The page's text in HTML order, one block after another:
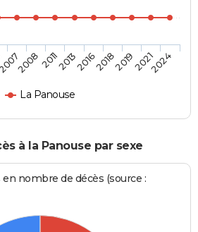
La Panouse
20082011201320162018201920212024
à la Panouse par sexe
nombre de décès (source :